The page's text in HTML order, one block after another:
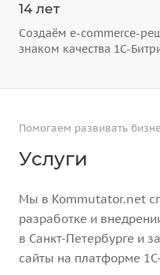
14 лет
Создаём e-commerce-
знаком качества 1С-
Помогаем развивать
Услуги
Мы в Kommutator.net
разработке и
в Санкт-Петербурге и
сайты на платформе